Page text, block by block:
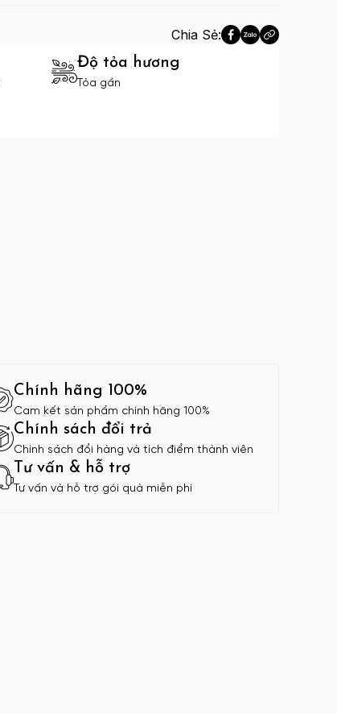
Chia Sẻ:
Độ tỏa hương
Tỏa gần
Chính hãng 100%
Cam kết sản phẩm chính hãng 100%
Chính sách đổi trả
Chính sách đổi hàng và tích điểm thành viên
Tư vấn & hỗ trợ
Tư vấn và hỗ trợ gói quà miễn phí